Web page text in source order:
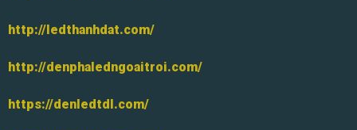
http://ledthanhdat.com/
http://denphaledngoaitroi.com/
https://denledtdl.com/